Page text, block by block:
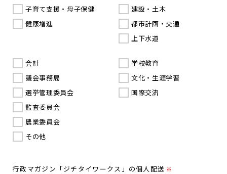
子育て支援・母子保健
健康増進
建設・土木
都市計画・交通
上下水道
会計
議会事務局
選挙管理委員会
監査委員会
農業委員会
その他
学校教育
文化・生涯学習
国際交流
行政マガジン「ジチタイワークス」の個人配送 ※